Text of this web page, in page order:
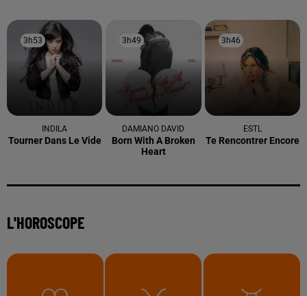
3h53
3h53
INDILA
Tourner Dans Le Vide
3h49
3h49
DAMIANO DAVID
Born With A Broken
Heart
3h46
3h46
ESTL
Te Rencontrer Encore
L'HOROSCOPE